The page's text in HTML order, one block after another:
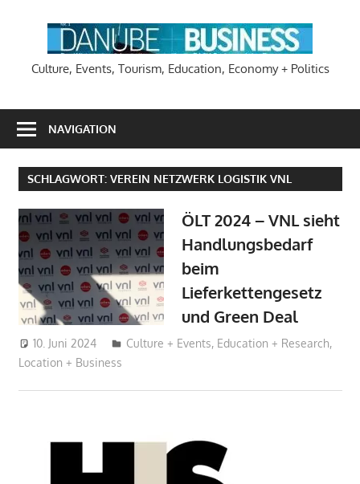
Culture, Events, Tourism, Education, Economy + Politics
NAVIGATION
SCHLAGWORT: VEREIN NETZWERK LOGISTIK VNL
ÖLT 2024 – VNL sieht
Handlungsbedarf
beim
Lieferkettengesetz
und Green Deal
10. Juni 2024 Hans-Joachim Schlobach
Culture + Events, Education + Research,
Location + Business